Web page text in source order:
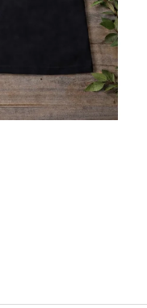
ISTEN
3 790 Ft